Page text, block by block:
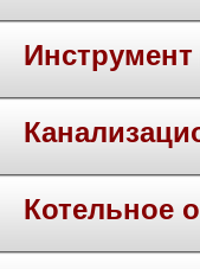
Инструмент
Котельное